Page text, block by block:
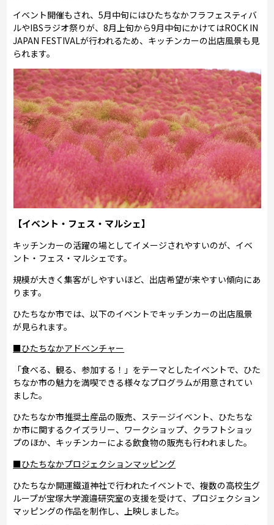
イベント開催もされ、5月中旬にはひたちなかフラフェスティバ
ルやIBSラジオ祭りが、8月上旬から9月中旬にかけてはROCK IN
JAPAN FESTIVALが行われるため、キッチンカーの出店風景も見
られます。
【イベント・フェス・マルシェ】
キッチンカーの活躍の場としてイメージされやすいのが、イベ
ント・フェス・マルシェです。
規模が大きく集客がしやすいほど、出店希望が来やすい傾向にあ
ります。
ひたちなか市では、以下のイベントでキッチンカーの出店風景
が見られます。
■ひたちなかアドベンチャー
「食べる、観る、参加する！」をテーマとしたイベントで、ひた
ちなか市の魅力を満喫できる様々なプログラムが用意されてい
ました。
ひたちなか市推奨土産品の販売、ステージイベント、ひたちな
か市に関するクイズラリー、ワークショップ、クラフトショッ
プのほか、キッチンカーによる飲食物の販売も行われました。
■ひたちなかプロジェクションマッピング
ひたちなか開運鐵道神社で行われたイベントで、複数の高校生グ
ループが宝塚大学渡邉研究室の支援を受けて、プロジェクション
マッピングの作品を制作し、上映しました。